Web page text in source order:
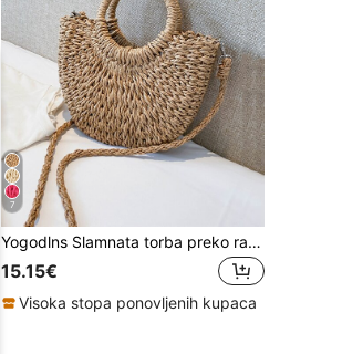
7
Yogodlns Slamnata torba preko ramena, Dekor od tratinčica, Ručno izrađena torbica za kovanice, Ljetna torba u boemskom stilu, Upečatljiva torba za plažu, Ljetna slamnata torba za plažu, Popularna ženska torba za plažu, Moderna torba za ljetni odmor, Neophodna ženska torba za plažu za odmor, Savršeno za ljeto, odmor i plažu, Najnovija torba za odmor
15.15€
Visoka stopa ponovljenih kupaca